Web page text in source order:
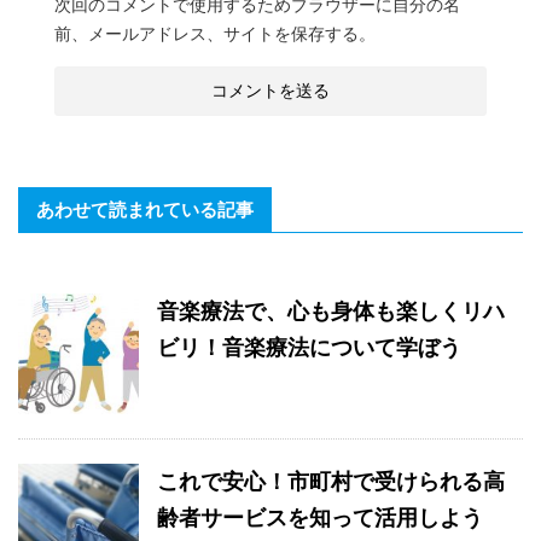
次回のコメントで使用するためブラウザーに自分の名
前、メールアドレス、サイトを保存する。
あわせて読まれている記事
音楽療法で、心も身体も楽しくリハ
ビリ！音楽療法について学ぼう
これで安心！市町村で受けられる高
齢者サービスを知って活用しよう